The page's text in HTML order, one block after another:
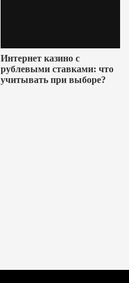
Интернет казино с
рублевыми ставками: что
учитывать при выборе?